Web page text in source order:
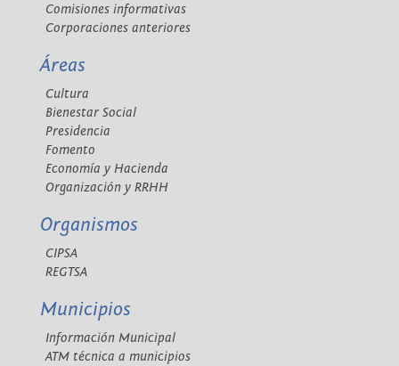
Comisiones informativas
Corporaciones anteriores
Áreas
Cultura
Bienestar Social
Presidencia
Fomento
Economía y Hacienda
Organización y RRHH
Organismos
CIPSA
REGTSA
Municipios
Información Municipal
ATM técnica a municipios